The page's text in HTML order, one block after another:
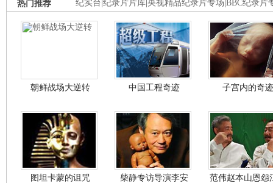
纪实台 纪录片片库 央视精品纪录片专场 BBC纪录片
热门推荐
朝鲜战场大逆转 中国工程奇迹 子宫内的奇迹
图坦卡蒙的诅咒 柴静专访导演李安 范伟赵本山恩怨